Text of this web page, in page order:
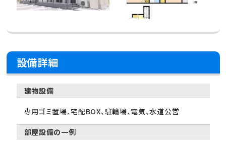
設備詳細
建物設備
専用ゴミ置場、宅配BOX、駐輪場、電気、水道公営
部屋設備の一例